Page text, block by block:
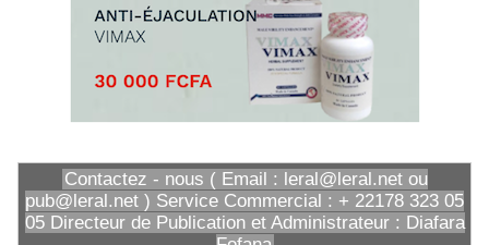
Contactez - nous ( Email : leral@leral.net ou
pub@leral.net ) Service Commercial : + 22178 323 05
05 Directeur de Publication et Administrateur : Diafara